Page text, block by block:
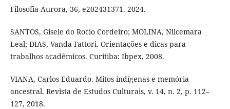
Filosofia Aurora, 36, e202431371. 2024.
SANTOS, Gisele do Rocio Cordeiro; MOLINA, Nilcemara
Leal; DIAS, Vanda Fattori. Orientações e dicas para
trabalhos acadêmicos. Curitiba: Ibpex, 2008.
VIANA, Carlos Eduardo. Mitos indígenas e memória
ancestral. Revista de Estudos Culturais, v. 14, n. 2, p. 112–
127, 2018.